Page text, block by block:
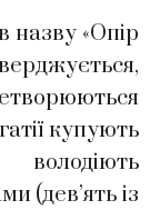
назву «Опір
купують
(дев’ять із